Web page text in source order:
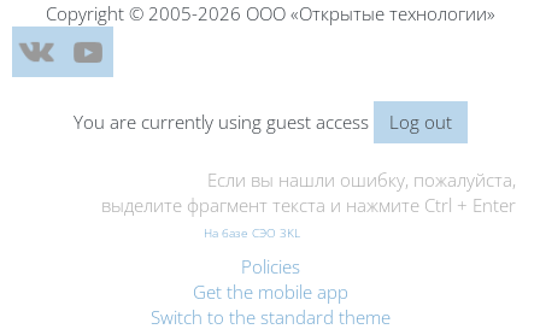
Copyright © 2005-2026 ООО «Открытые технологии»
You are currently using guest access Log out
Если вы нашли ошибку, пожалуйста,
выделите фрагмент текста и нажмите Ctrl + Enter
На базе СЭО 3KL
Policies
Get the mobile app
Switch to the standard theme